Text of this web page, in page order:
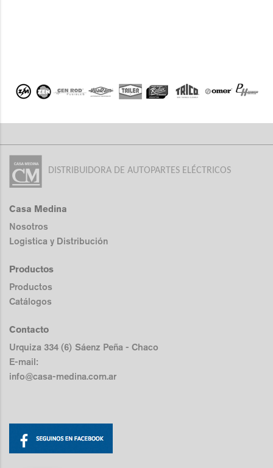
DISTRIBUIDORA DE AUTOPARTES ELÉCTRICOS
Casa Medina
Nosotros
Logistica y Distribución
Productos
Productos
Catálogos
Contacto
Urquiza 334 (6) Sáenz Peña - Chaco
E-mail:
info@casa-medina.com.ar